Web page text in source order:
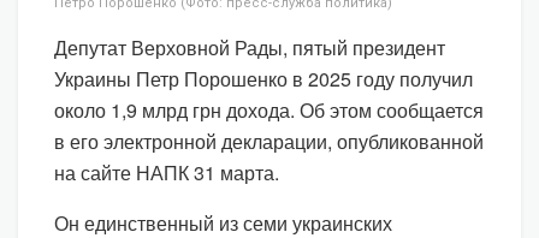
Депутат Верховной Рады, пятый президент
Украины Петр Порошенко в 2025 году получил
около 1,9 млрд грн дохода. Об этом сообщается
в его электронной декларации, опубликованной
на сайте НАПК 31 марта.
Он единственный из семи украинских